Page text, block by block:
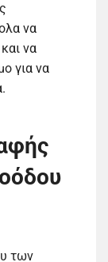
να
να
για να
των